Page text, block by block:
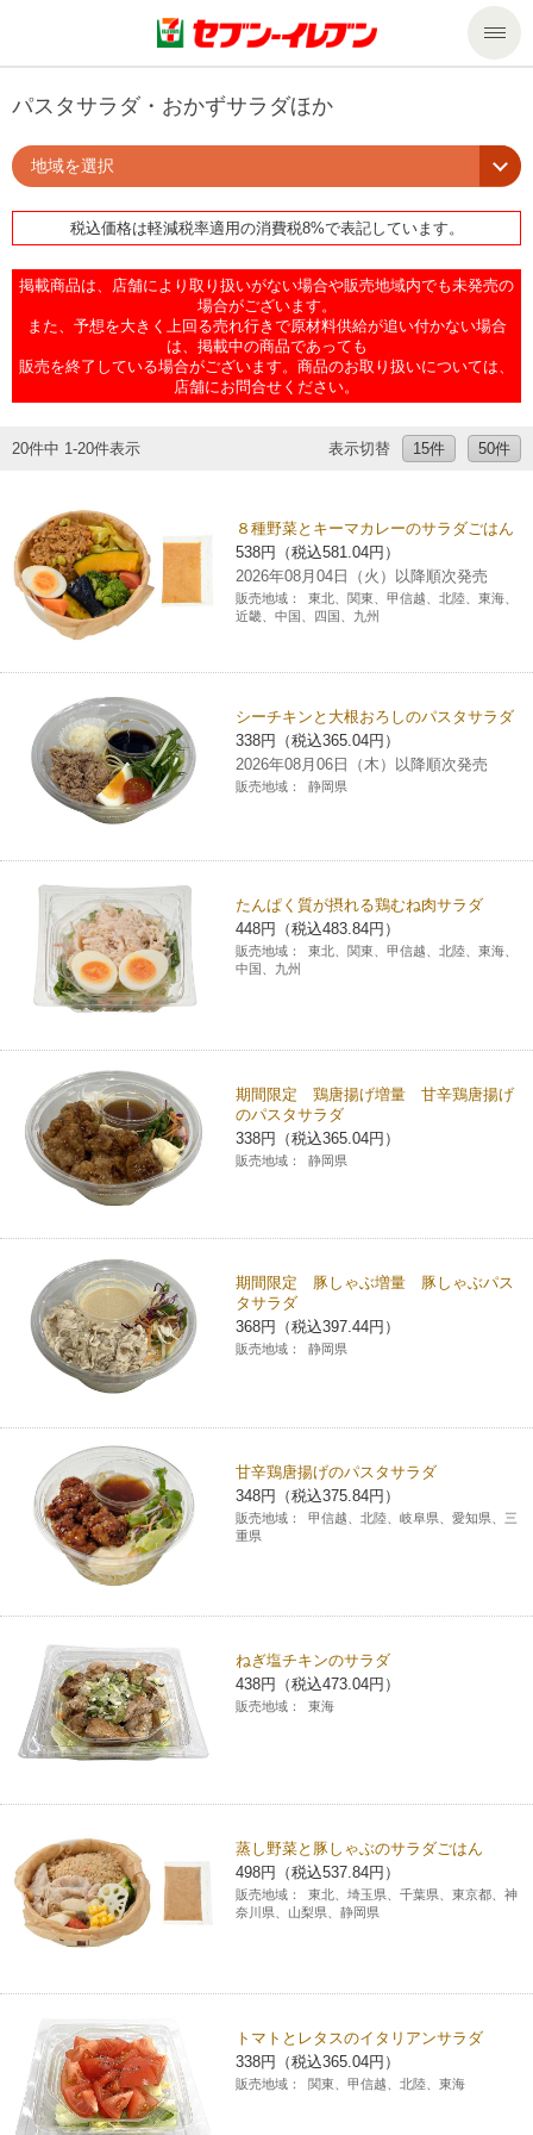
商品のご案内
商品のご案内トップ
今週の新商品
商品カテゴリ一覧
ギフト
プリペイドカード・金券
ニンテンドー・ダウンロードカード
セール・キャンペーン
サービス
nanacoトップ
コピー
プリント
スキャン
ファクス
プリペイドサービス
スポーツ振興くじ
保険
学び・教育
宅配便
切手・はがき・印紙
セブン銀行ATM
ご利用可能なお支払い方法
スマホプリペイド
レジでApple Accountにチャージ
コインランドリー（店舗限定）
宅配ロッカー（店舗限定）
モバイルバッテリーシェアリング（店舗限定）
モバイルWi-Fiバッテリーシェアリング（店舗限定）
荷物預かりサービス「ecbocloakエクボクローク」（店舗限定）
パウダースペース ラブン（店舗限定）
ソフトバンクギフト
チケットサービス
セブンチケット
チケットぴあ
イープラス
CNプレイガイド
JTB
セブン‐イレブンでお受取り
タワーレコード
セブンネットショッピング
停電時のサービス停止のお知らせ
企業情報トップ
ニュースリリース
企業理念
会社概要
貸借対照表・損益計算書
沿革
売上高、店舗数推移
セブン‐イレブンの海外事業
セブン‐イレブンの「商品力」
セブン-イレブンの横顔
セブン-イレブンの歴史
私たちの取組み
サステナビリティ
サステナビリティトップ
セブン＆アイ・ホールディングスの重点課題
サステナビリティ活動基本方針
サステナビリティ推進体制
GREEN CHALLENGE 2050
サステナビリティニュース
サステナビリティレポート
加盟店オーナー募集 物件募集・購入
店舗検索
ネットショッピング
お問い合わせ
Language
English (Services)
中文[繁體字](服務)
简体中文(服务)
한국어(서비스)
ภาษาไทย(บริการ)
パスタサラダ・おかずサラダほか
地域を選択
税込価格は軽減税率適用の消費税8%で表記しています。
掲載商品は、店舗により取り扱いがない場合や販売地域内でも未発売の
場合がございます。
また、予想を大きく上回る売れ行きで原材料供給が追い付かない場合
は、掲載中の商品であっても
販売を終了している場合がございます。商品のお取り扱いについては、
店舗にお問合せください。
20件中 1-20件表示 表示切替 15件 50件
８種野菜とキーマカレーのサラダごはん
538円（税込581.04円）
2026年08月04日（火）以降順次発売
販売地域：
東北、関東、甲信越、北陸、東海、
近畿、中国、四国、九州
シーチキンと大根おろしのパスタサラダ
338円（税込365.04円）
2026年08月06日（木）以降順次発売
販売地域： 静岡県
たんぱく質が摂れる鶏むね肉サラダ
448円（税込483.84円）
販売地域：
東北、関東、甲信越、北陸、東海、
中国、九州
期間限定 鶏唐揚げ増量 甘辛鶏唐揚げ
のパスタサラダ
338円（税込365.04円）
販売地域： 静岡県
期間限定 豚しゃぶ増量 豚しゃぶパス
タサラダ
368円（税込397.44円）
販売地域： 静岡県
甘辛鶏唐揚げのパスタサラダ
348円（税込375.84円）
販売地域：
甲信越、北陸、岐阜県、愛知県、三
重県
ねぎ塩チキンのサラダ
438円（税込473.04円）
販売地域： 東海
蒸し野菜と豚しゃぶのサラダごはん
498円（税込537.84円）
販売地域：
東北、埼玉県、千葉県、東京都、神
奈川県、山梨県、静岡県
トマトとレタスのイタリアンサラダ
338円（税込365.04円）
販売地域： 関東、甲信越、北陸、東海